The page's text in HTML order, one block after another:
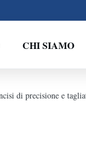
CHI SIAMO
di precisione e